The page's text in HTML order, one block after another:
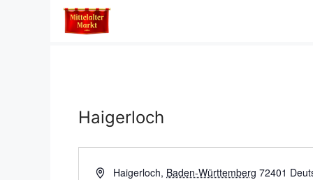
Haigerloch
A
Haigerloch, Baden-Württemberg 72401